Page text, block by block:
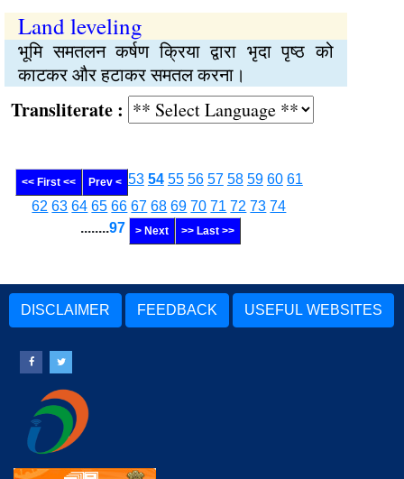
Land leveling
भूमि समतलन कर्षण क्रिया द्वारा भृदा पृष्ठ को
काटकर और हटाकर समतल करना।
:
<< First << Prev < 53 54 55 56 57 58 59 60 61
62 63 64 65 66 67 68 69 70 71 72 73 74
........97 > Next >> Last >>
DISCLAIMER FEEDBACK USEFUL WEBSITES